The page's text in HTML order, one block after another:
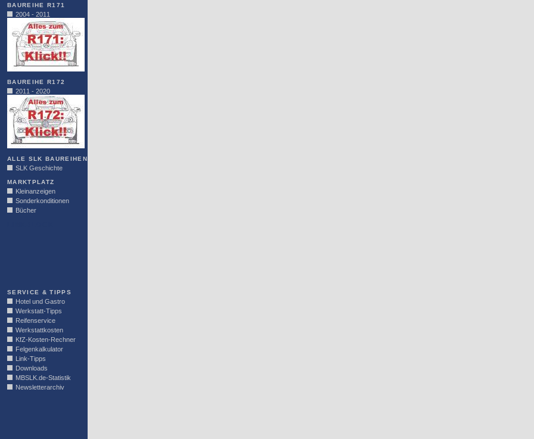
BAUREIHE R171
2004 - 2011
BAUREIHE R172
2011 - 2020
ALLE SLK BAUREIHEN
SLK Geschichte
MARKTPLATZ
Kleinanzeigen
Sonderkonditionen
Bücher
SERVICE & TIPPS
Hotel und Gastro
Werkstatt-Tipps
Reifenservice
Werkstattkosten
KfZ-Kosten-Rechner
Felgenkalkulator
Link-Tipps
Downloads
MBSLK.de-Statistik
Newsletterarchiv